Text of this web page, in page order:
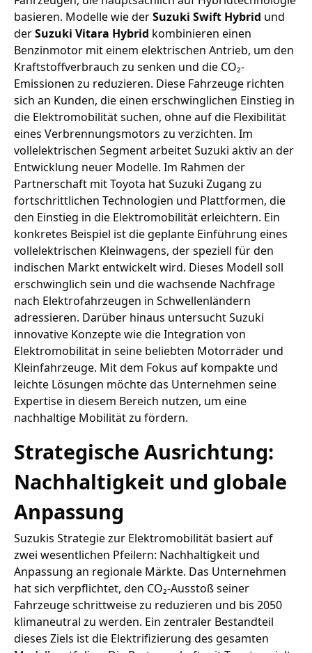
basieren. Modelle wie derSuzuki Swift Hybrid und
derSuzuki Vitara Hybrid kombinieren einen
Benzinmotor mit einem elektrischen Antrieb, um den
Kraftstoffverbrauch zu senken und die CO₂-
Emissionen zu reduzieren. Diese Fahrzeuge richten
sich an Kunden, die einen erschwinglichen Einstieg in
die Elektromobilität suchen, ohne auf die Flexibilität
eines Verbrennungsmotors zu verzichten. Im
vollelektrischen Segment arbeitet Suzuki aktiv an der
Entwicklung neuer Modelle. Im Rahmen der
Partnerschaft mit Toyota hat Suzuki Zugang zu
fortschrittlichen Technologien und Plattformen, die
den Einstieg in die Elektromobilität erleichtern. Ein
konkretes Beispiel ist die geplante Einführung eines
vollelektrischen Kleinwagens, der speziell für den
indischen Markt entwickelt wird. Dieses Modell soll
erschwinglich sein und die wachsende Nachfrage
nach Elektrofahrzeugen in Schwellenländern
adressieren. Darüber hinaus untersucht Suzuki
innovative Konzepte wie die Integration von
Elektromobilität in seine beliebten Motorräder und
Kleinfahrzeuge. Mit dem Fokus auf kompakte und
leichte Lösungen möchte das Unternehmen seine
Expertise in diesem Bereich nutzen, um eine
nachhaltige Mobilität zu fördern.
Strategische Ausrichtung:
Nachhaltigkeit und globale
Anpassung
Suzukis Strategie zur Elektromobilität basiert auf
zwei wesentlichen Pfeilern: Nachhaltigkeit und
Anpassung an regionale Märkte. Das Unternehmen
hat sich verpflichtet, den CO₂-Ausstoß seiner
Fahrzeuge schrittweise zu reduzieren und bis 2050
klimaneutral zu werden. Ein zentraler Bestandteil
dieses Ziels ist die Elektrifizierung des gesamten